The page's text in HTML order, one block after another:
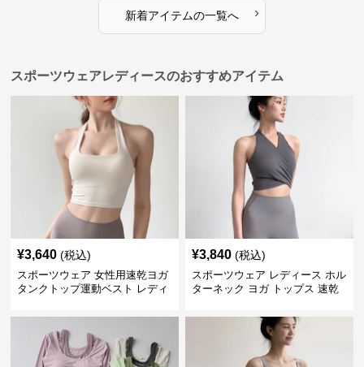
新着アイテムの一覧へ ›
スポーツウェアレディースのおすすめアイテム
¥3,640 (税込)
スポーツウェア 女性用速乾ヨガ
タンクトップ運動ベスト レディ
¥3,840 (税込)
スポーツウェア レディース ホル
ターネック ヨガ トップス 速乾